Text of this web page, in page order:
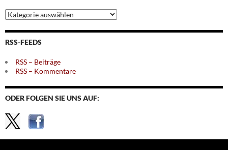
Archiv
nach
Themen
RSS-FEEDS
RSS – Beiträge
RSS – Kommentare
ODER FOLGEN SIE UNS AUF: